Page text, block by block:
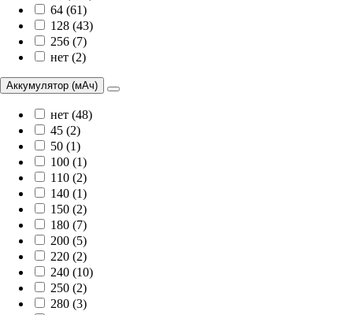
64 (61)
128 (43)
256 (7)
нет (2)
Аккумулятор (мАч)
нет (48)
45 (2)
50 (1)
100 (1)
110 (2)
140 (1)
150 (2)
180 (7)
200 (5)
220 (2)
240 (10)
250 (2)
280 (3)